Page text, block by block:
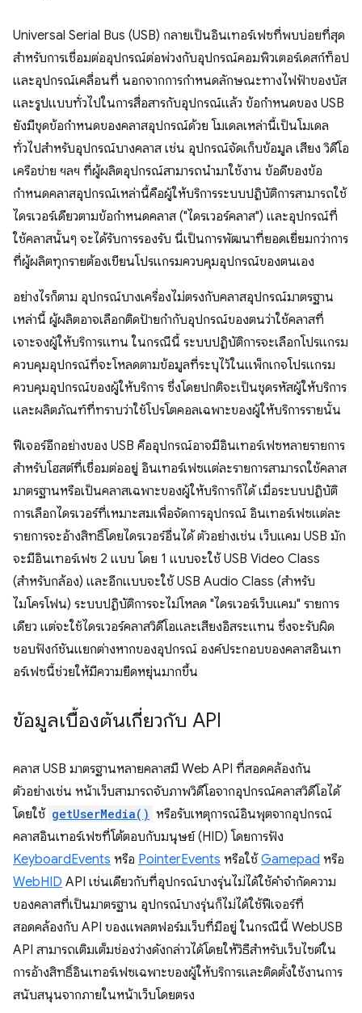
Universal Serial Bus (USB) กลายเป็นอินเทอร์เฟซที่พบบ่อยที่สุด
สำหรับการเชื่อมต่ออุปกรณ์ต่อพ่วงกับอุปกรณ์คอมพิวเตอร์เดสก์ท็อป
และอุปกรณ์เคลื่อนที่ นอกจากการกำหนดลักษณะทางไฟฟ้าของบัส
และรูปแบบทั่วไปในการสื่อสารกับอุปกรณ์แล้ว ข้อกำหนดของ USB
ยังมีชุดข้อกำหนดของคลาสอุปกรณ์ด้วย โมเดลเหล่านี้เป็นโมเดล
ทั่วไปสำหรับอุปกรณ์บางคลาส เช่น อุปกรณ์จัดเก็บข้อมูล เสียง วิดีโอ
เครือข่าย ฯลฯ ที่ผู้ผลิตอุปกรณ์สามารถนำมาใช้งาน ข้อดีของข้อ
กำหนดคลาสอุปกรณ์เหล่านี้คือผู้ให้บริการระบบปฏิบัติการสามารถใช้
ไดรเวอร์เดียวตามข้อกำหนดคลาส ("ไดรเวอร์คลาส") และอุปกรณ์ที่
ใช้คลาสนั้นๆ จะได้รับการรองรับ นี่เป็นการพัฒนาที่ยอดเยี่ยมกว่าการ
ที่ผู้ผลิตทุกรายต้องเขียนโปรแกรมควบคุมอุปกรณ์ของตนเอง
อย่างไรก็ตาม อุปกรณ์บางเครื่องไม่ตรงกับคลาสอุปกรณ์มาตรฐาน
เหล่านี้ ผู้ผลิตอาจเลือกติดป้ายกำกับอุปกรณ์ของตนว่าใช้คลาสที่
เจาะจงผู้ให้บริการแทน ในกรณีนี้ ระบบปฏิบัติการจะเลือกโปรแกรม
ควบคุมอุปกรณ์ที่จะโหลดตามข้อมูลที่ระบุไว้ในแพ็กเกจโปรแกรม
ควบคุมอุปกรณ์ของผู้ให้บริการ ซึ่งโดยปกติจะเป็นชุดรหัสผู้ให้บริการ
และผลิตภัณฑ์ที่ทราบว่าใช้โปรโตคอลเฉพาะของผู้ให้บริการรายนั้น
ฟีเจอร์อีกอย่างของ USB คืออุปกรณ์อาจมีอินเทอร์เฟซหลายรายการ
สำหรับโฮสต์ที่เชื่อมต่ออยู่ อินเทอร์เฟซแต่ละรายการสามารถใช้คลาส
มาตรฐานหรือเป็นคลาสเฉพาะของผู้ให้บริการก็ได้ เมื่อระบบปฏิบัติ
การเลือกไดรเวอร์ที่เหมาะสมเพื่อจัดการอุปกรณ์ อินเทอร์เฟซแต่ละ
รายการจะอ้างสิทธิ์โดยไดรเวอร์อื่นได้ ตัวอย่างเช่น เว็บแคม USB มัก
จะมีอินเทอร์เฟซ 2 แบบ โดย 1 แบบจะใช้ USB Video Class
(สำหรับกล้อง) และอีกแบบจะใช้ USB Audio Class (สำหรับ
ไมโครโฟน) ระบบปฏิบัติการจะไม่โหลด "ไดรเวอร์เว็บแคม" รายการ
เดียว แต่จะใช้ไดรเวอร์คลาสวิดีโอและเสียงอิสระแทน ซึ่งจะรับผิด
ชอบฟังก์ชันแยกต่างหากของอุปกรณ์ องค์ประกอบของคลาสอินเท
อร์เฟซนี้ช่วยให้มีความยืดหยุ่นมากขึ้น
ข้อมูลเบื้องต้นเกี่ยวกับ API
คลาส USB มาตรฐานหลายคลาสมี Web API ที่สอดคล้องกัน
ตัวอย่างเช่น หน้าเว็บสามารถจับภาพวิดีโอจากอุปกรณ์คลาสวิดีโอได้
โดยใช้ getUserMedia() หรือรับเหตุการณ์อินพุตจากอุปกรณ์
คลาสอินเทอร์เฟซที่โต้ตอบกับมนุษย์ (HID) โดยการฟัง
KeyboardEvents หรือ PointerEvents หรือใช้ Gamepad หรือ
WebHID API เช่นเดียวกับที่อุปกรณ์บางรุ่นไม่ได้ใช้คำจำกัดความ
ของคลาสที่เป็นมาตรฐาน อุปกรณ์บางรุ่นก็ไม่ได้ใช้ฟีเจอร์ที่
สอดคล้องกับ API ของแพลตฟอร์มเว็บที่มีอยู่ ในกรณีนี้ WebUSB
API สามารถเติมเต็มช่องว่างดังกล่าวได้โดยให้วิธีสำหรับเว็บไซต์ใน
การอ้างสิทธิ์อินเทอร์เฟซเฉพาะของผู้ให้บริการและติดตั้งใช้งานการ
สนับสนุนจากภายในหน้าเว็บโดยตรง